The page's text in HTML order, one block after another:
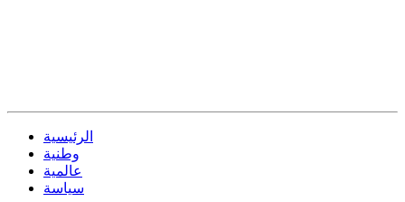
الرئيسية
وطنية
عالمية
سياسة